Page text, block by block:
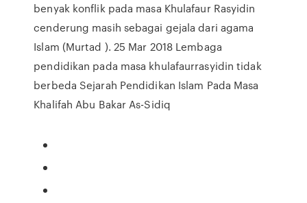
benyak konflik pada masa Khulafaur Rasyidin
cenderung masih sebagai gejala dari agama
Islam (Murtad ). 25 Mar 2018 Lembaga
pendidikan pada masa khulafaurrasyidin tidak
berbeda Sejarah Pendidikan Islam Pada Masa
Khalifah Abu Bakar As-Sidiq